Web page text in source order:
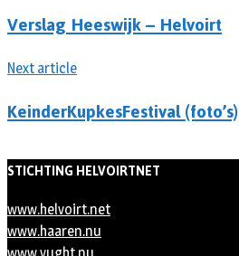
Verslag Heeswijk – Helvoirt
Next article
KeinderKupkesFestival (foto’s)
STICHTING HELVOIRTNET
www.helvoirt.net
www.haaren.nu